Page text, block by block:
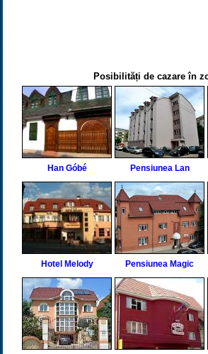
Posibilități de cazare în
Han Góbé Pensiunea Lan
Hotel Melody Pensiunea Magic